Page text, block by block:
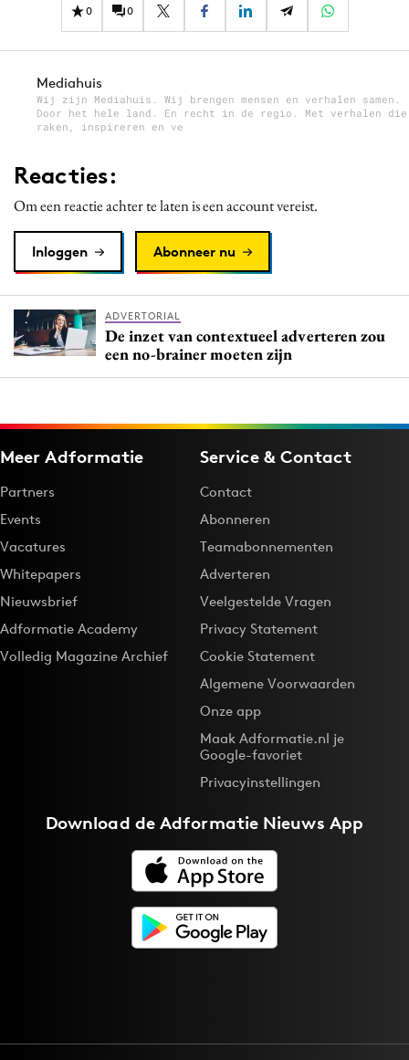
0 0
Mediahuis
Wij zijn Mediahuis. Wij brengen mensen en verhalen samen.
Door het hele land. En recht in de regio. Met verhalen die
raken, inspireren en ve
Reacties:
Om een reactie achter te laten is een account vereist.
Inloggen Abonneer nu
ADVERTORIAL
De inzet van contextueel adverteren zou
een no-brainer moeten zijn
Meer Adformatie
Partners
Events
Vacatures
Whitepapers
Nieuwsbrief
Adformatie Academy
Volledig Magazine Archief
Service & Contact
Contact
Abonneren
Teamabonnementen
Adverteren
Veelgestelde Vragen
Privacy Statement
Cookie Statement
Algemene Voorwaarden
Onze app
Maak Adformatie.nl je
Google-favoriet
Privacyinstellingen
Download deAdformatie Nieuws App